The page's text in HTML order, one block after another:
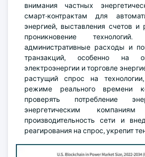
внимания частных
смарт-контрактам для
энергией, выставления счетов и
проникновение
административные расходы и
транзакций, особенно на
электроэнергии и торговле
растущий спрос на
режиме реального времени
проверять потребление
энергетическим компаниям
производительность сети и
реагирования на спрос, укрепит